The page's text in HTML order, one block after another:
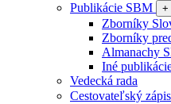
Publikácie SBM
+
Zborníky
Zborníky
Almanachy
Iné
Vedecká rada
Cestovateľský